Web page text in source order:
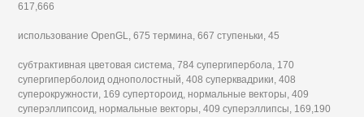
617,666
использование OpenGL, 675 термина, 667 ступеньки, 45
субтрактивная цветовая система, 784 супергипербола, 170
супергиперболоид однополостный, 408 суперквадрики, 408
суперокружности, 169 супертороид, нормальные векторы, 409
суперэллипсоид, нормальные векторы, 409 суперэллипсы, 169,190